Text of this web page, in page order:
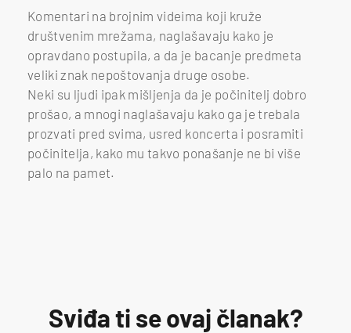
Komentari na brojnim videima koji kruže
društvenim mrežama, naglašavaju kako je
opravdano postupila, a da je bacanje predmeta
veliki znak nepoštovanja druge osobe.
Neki su ljudi ipak mišljenja da je počinitelj dobro
prošao, a mnogi naglašavaju kako ga je trebala
prozvati pred svima, usred koncerta i posramiti
počinitelja, kako mu takvo ponašanje ne bi više
palo na pamet.
Sviđa ti se ovaj članak?